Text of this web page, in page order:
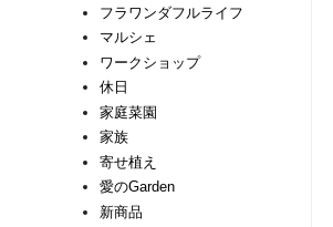
フラワンダフルライフ
マルシェ
ワークショップ
休日
家庭菜園
家族
寄せ植え
愛のGarden
新商品